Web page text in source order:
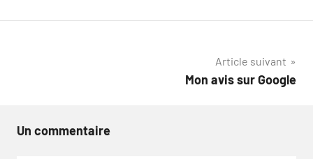
Article suivant
Mon avis sur Google
Un commentaire